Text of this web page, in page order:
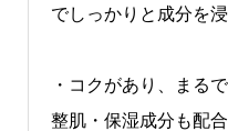
でしっかりと成分を浸
・コクがあり、まる
整肌・保湿成分も配